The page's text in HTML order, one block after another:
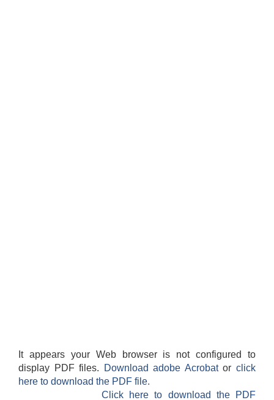
It appears your Web browser is not configured to
display PDF files.
Download adobe Acrobatorclick
here to download the PDF file.
Click here to download the PDF